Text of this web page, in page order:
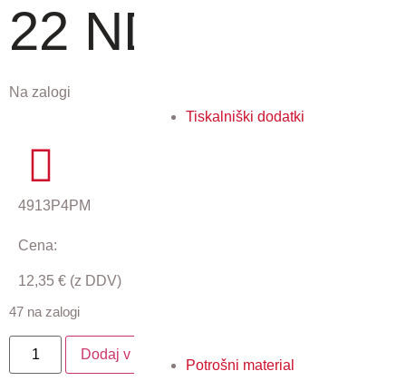
Tiskalniški dodatki
Potrošni material
22 ND AKCIJA!
Na zalogi
4913P4PM
Cena:
12,35 € (z DDV)
47 na zalogi
Dodaj v košarico